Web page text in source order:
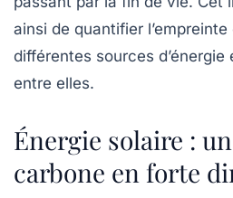
ainsi de quantifier
différentes sources
entre elles.
Énergie solaire :
carbone en forte